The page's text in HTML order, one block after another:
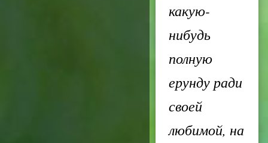
какую-
нибудь
полную
ерунду ради
своей
любимой, на